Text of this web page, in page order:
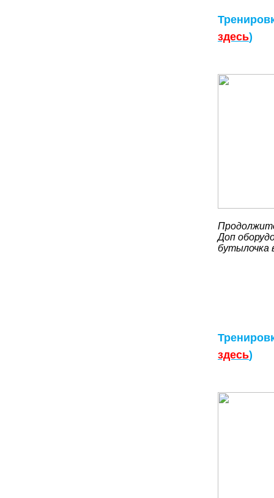
здесь)
Доп
бутылочка
здесь)